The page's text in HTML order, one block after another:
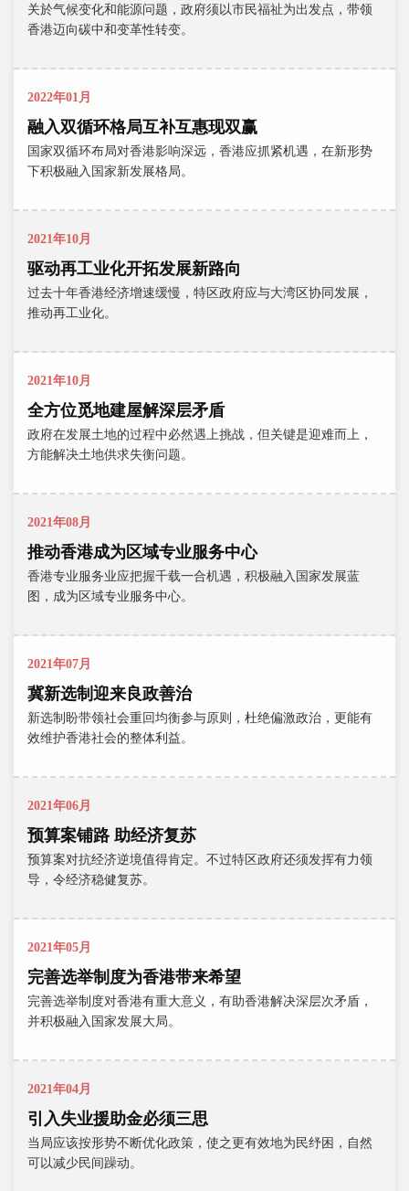
关於气候变化和能源问题，政府须以市民福祉为出发点，带领
香港迈向碳中和变革性转变。
2022年01月
融入双循环格局互补互惠现双赢
国家双循环布局对香港影响深远，香港应抓紧机遇，在新形势
下积极融入国家新发展格局。
2021年10月
驱动再工业化开拓发展新路向
过去十年香港经济增速缓慢，特区政府应与大湾区协同发展，
推动再工业化。
2021年10月
全方位觅地建屋解深层矛盾
政府在发展土地的过程中必然遇上挑战，但关键是迎难而上，
方能解决土地供求失衡问题。
2021年08月
推动香港成为区域专业服务中心
香港专业服务业应把握千载一合机遇，积极融入国家发展蓝
图，成为区域专业服务中心。
2021年07月
冀新选制迎来良政善治
新选制盼带领社会重回均衡参与原则，杜绝偏激政治，更能有
效维护香港社会的整体利益。
2021年06月
预算案铺路 助经济复苏
预算案对抗经济逆境值得肯定。不过特区政府还须发挥有力领
导，令经济稳健复苏。
2021年05月
完善选举制度为香港带来希望
完善选举制度对香港有重大意义，有助香港解决深层次矛盾，
并积极融入国家发展大局。
2021年04月
引入失业援助金必须三思
当局应该按形势不断优化政策，使之更有效地为民纾困，自然
可以减少民间躁动。